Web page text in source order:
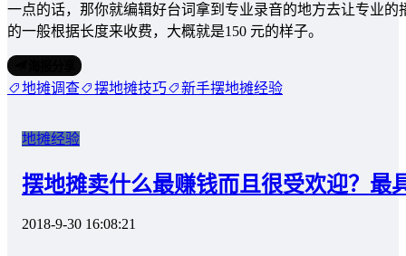
一点的话，那你就编辑好台词拿到专业录音的地方去让专业
的一般根据长度来收费，大概就是150 元的样子。
地摊调查 摆地摊技巧 新手摆地摊经验
地摊经验
摆地摊卖什么最赚钱而且很受欢迎？最
2018-9-30 16:08:21